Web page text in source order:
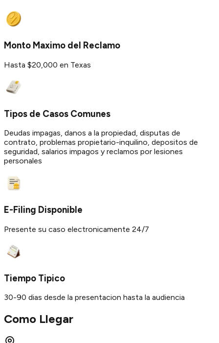
Monto Maximo del Reclamo
Hasta $20,000 en Texas
Tipos de Casos Comunes
Deudas impagas, danos a la propiedad, disputas de
contrato, problemas propietario-inquilino, depositos de
seguridad, salarios impagos y reclamos por lesiones
personales
E-Filing Disponible
Presente su caso electronicamente 24/7
Tiempo Tipico
30-90 dias desde la presentacion hasta la audiencia
Como Llegar